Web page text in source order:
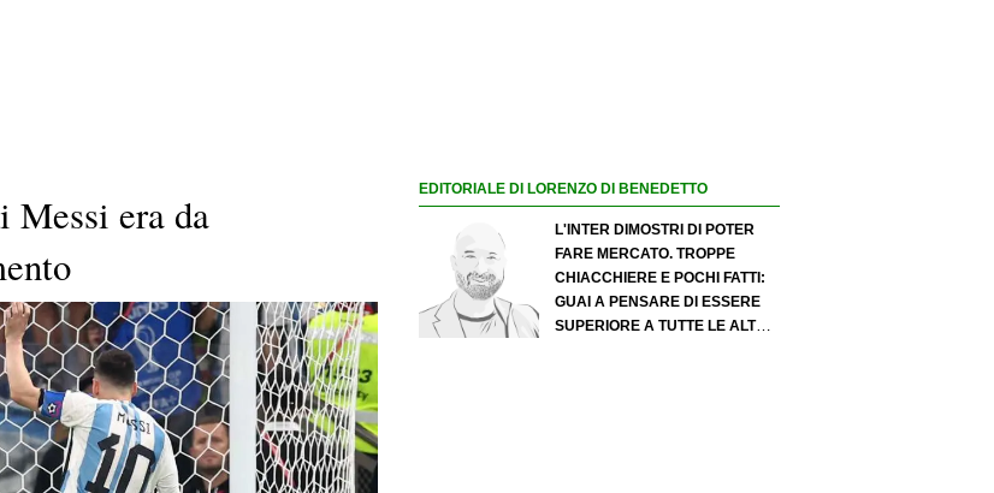
Messi era da
EDITORIALE DI LORENZO DI BENEDETTO
L'INTER DIMOSTRI DI POTER
FARE MERCATO. TROPPE
CHIACCHIERE E POCHI FATTI:
GUAI A PENSARE DI ESSERE
SUPERIORE A TUTTE LE ALTRE